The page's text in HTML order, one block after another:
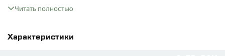
комфорта и практичности. Благодаря карго-карманам на
Идеально подойдут как для военных, для охраны, так и для
Читать полностью
Характеристики